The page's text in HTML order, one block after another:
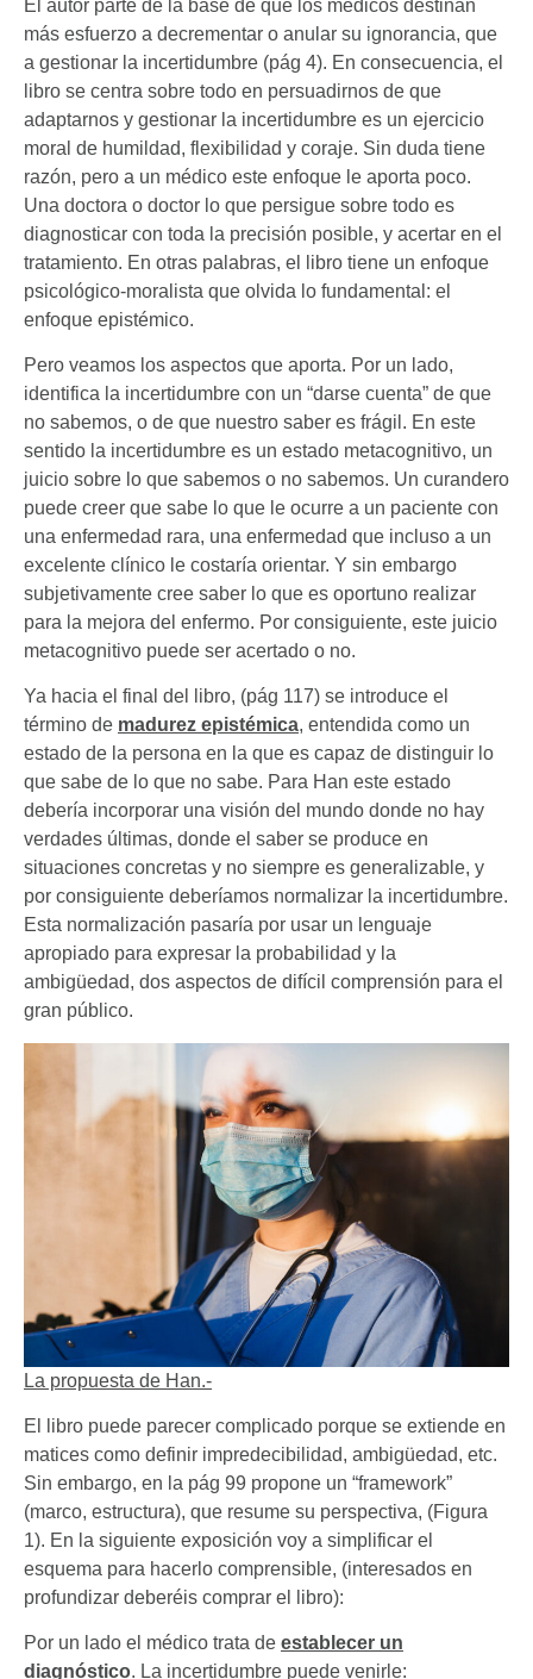
El autor parte de la base de que los médicos destinan
más esfuerzo a decrementar o anular su ignorancia, que
a gestionar la incertidumbre (pág 4). En consecuencia, el
libro se centra sobre todo en persuadirnos de que
adaptarnos y gestionar la incertidumbre es un ejercicio
moral de humildad, flexibilidad y coraje. Sin duda tiene
razón, pero a un médico este enfoque le aporta poco.
Una doctora o doctor lo que persigue sobre todo es
diagnosticar con toda la precisión posible, y acertar en el
tratamiento. En otras palabras, el libro tiene un enfoque
psicológico-moralista que olvida lo fundamental: el
enfoque epistémico.
Pero veamos los aspectos que aporta. Por un lado,
identifica la incertidumbre con un “darse cuenta” de que
no sabemos, o de que nuestro saber es frágil. En este
sentido la incertidumbre es un estado metacognitivo, un
juicio sobre lo que sabemos o no sabemos. Un curandero
puede creer que sabe lo que le ocurre a un paciente con
una enfermedad rara, una enfermedad que incluso a un
excelente clínico le costaría orientar. Y sin embargo
subjetivamente cree saber lo que es oportuno realizar
para la mejora del enfermo. Por consiguiente, este juicio
metacognitivo puede ser acertado o no.
Ya hacia el final del libro, (pág 117) se introduce el
término de madurez epistémica, entendida como un
estado de la persona en la que es capaz de distinguir lo
que sabe de lo que no sabe. Para Han este estado
debería incorporar una visión del mundo donde no hay
verdades últimas, donde el saber se produce en
situaciones concretas y no siempre es generalizable, y
por consiguiente deberíamos normalizar la incertidumbre.
Esta normalización pasaría por usar un lenguaje
apropiado para expresar la probabilidad y la
ambigüedad, dos aspectos de difícil comprensión para el
gran público.
La propuesta de Han.-
El libro puede parecer complicado porque se extiende en
matices como definir impredecibilidad, ambigüedad, etc.
Sin embargo, en la pág 99 propone un “framework”
(marco, estructura), que resume su perspectiva, (Figura
1). En la siguiente exposición voy a simplificar el
esquema para hacerlo comprensible, (interesados en
profundizar deberéis comprar el libro):
Por un lado el médico trata de establecer un
diagnóstico. La incertidumbre puede venirle: